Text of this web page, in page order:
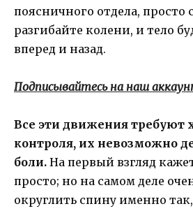
поясничного отдела, просто
разгибайте колени, и тело
вперед и назад.
Подписывайтесь на наш
Все эти движения требуют
контроля, их невозможно
боли. На первый взгляд
просто; но на самом деле
округлить спину именно